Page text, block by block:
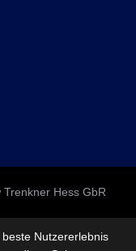
Hess GbR
Nutzererlebnis